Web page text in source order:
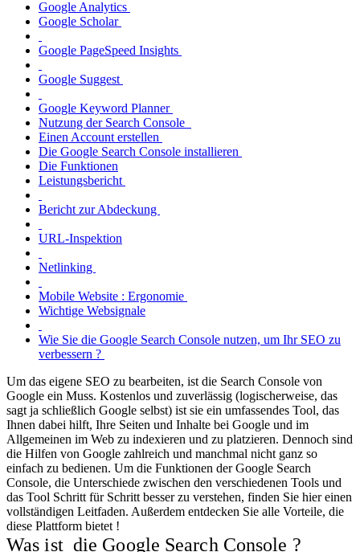
Google Analytics
Google Scholar
Google PageSpeed Insights
Google Suggest
Google Keyword Planner
Nutzung der Search Console
Einen Account erstellen
Die Google Search Console installieren
Die Funktionen
Leistungsbericht
Bericht zur Abdeckung
URL-Inspektion
Netlinking
Mobile Website : Ergonomie
Wichtige Websignale
Wie Sie die Google Search Console nutzen, um Ihr SEO zu
verbessern ?
Um das eigene SEO zu bearbeiten, ist die Search Console von
Google ein Muss. Kostenlos und zuverlässig (logischerweise, das
sagt ja schließlich Google selbst) ist sie ein umfassendes Tool, das
Ihnen dabei hilft, Ihre Seiten und Inhalte bei Google und im
Allgemeinen im Web zu indexieren und zu platzieren. Dennoch sind
die Hilfen von Google zahlreich und manchmal nicht ganz so
einfach zu bedienen. Um die Funktionen der Google Search
Console, die Unterschiede zwischen den verschiedenen Tools und
das Tool Schritt für Schritt besser zu verstehen, finden Sie hier einen
vollständigen Leitfaden. Außerdem entdecken Sie alle Vorteile, die
diese Plattform bietet !
Was ist die Google Search Console ?